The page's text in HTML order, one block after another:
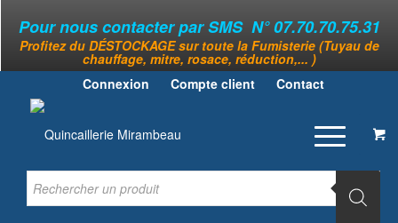
Pour nous contacter par SMS N° 07.70.70.75.31
Profitez du DÉSTOCKAGE sur toute la Fumisterie (Tuyau de
chauffage, mitre, rosace, réduction,... )
Connexion
Compte client Contact